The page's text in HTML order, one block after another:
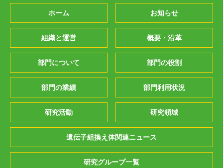
ホーム お知らせ
組織と運営 概要・沿革
部門について 部門の役割
部門の業績 部門利用状況
研究活動 研究領域
遺伝子組換え体関連ニュース
研究グループ一覧